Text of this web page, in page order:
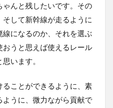
ゃんと残したいです。その
して新幹線が走るように
になるのか、それを選ぶ
うと思えば使えるレール
います。
ことができるように、素
うに、微力ながら貢献で